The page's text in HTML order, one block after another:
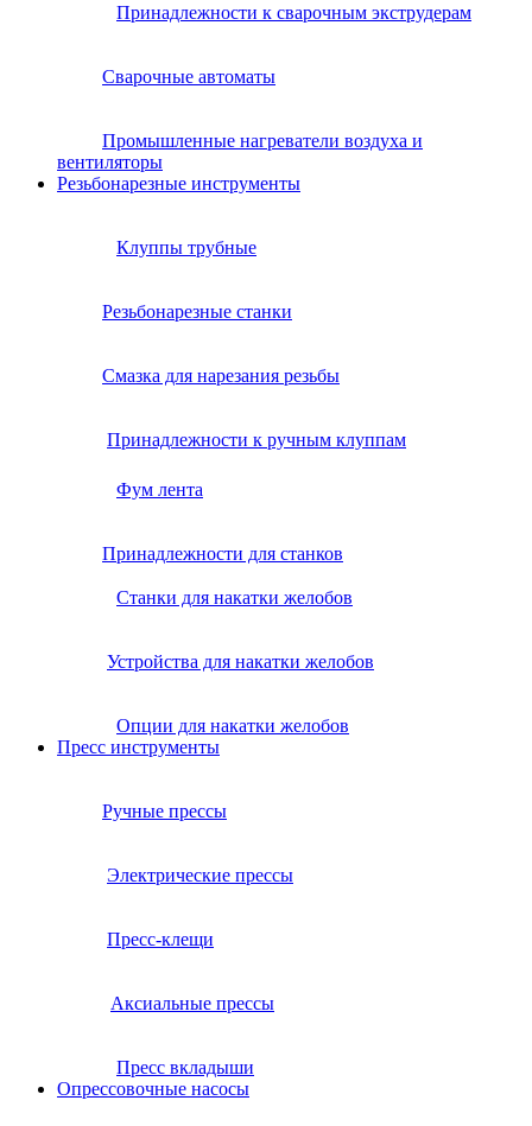
Принадлежности к сварочным экструдерам
Сварочные автоматы
Промышленные нагреватели воздуха и
вентиляторы
Резьбонарезные инструменты
Клуппы трубные
Резьбонарезные станки
Смазка для нарезания резьбы
Принадлежности к ручным клуппам
Фум лента
Принадлежности для станков
Станки для накатки желобов
Устройства для накатки желобов
Опции для накатки желобов
Пресс инструменты
Ручные прессы
Электрические прессы
Пресс-клещи
Аксиальные прессы
Пресс вкладыши
Опрессовочные насосы